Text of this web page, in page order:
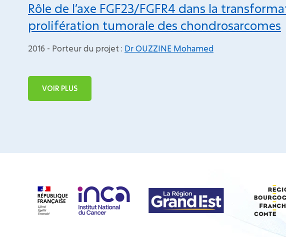
Rôle de l’axe FGF23/FGFR4 dans la
prolifération tumorale des chondrosarcomes
2016 - Porteur du projet : Dr OUZZINE Mohamed
VOIR PLUS